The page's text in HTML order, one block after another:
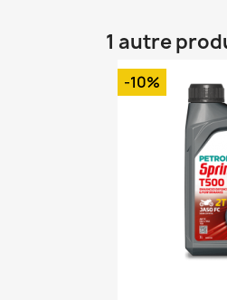
1 autre
-10%